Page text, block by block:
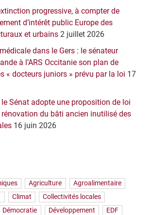
progressive, à compter de
d’intérêt public Europe des
et urbains 2 juillet 2026
dans le Gers : le sénateur
à l’ARS Occitanie son plan de
« docteurs juniors » prévu par la loi 17
le Sénat adopte une proposition de loi
du bâti ancien inutilisé des
16 juin 2026
Agriculture
Agroalimentaire
Climat
Collectivités locales
Démocratie Développement
EDF